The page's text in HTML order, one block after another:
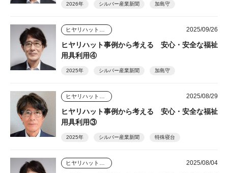
2026年 シルバー産業新聞 加島守
2025/09/26
ヒヤリハット事例から考える 安心・安全な福祉
用具利用④
2025年 シルバー産業新聞 加島守
2025/08/29
ヒヤリハット事例から考える 安心・安全な福祉
用具利用③
2025年 シルバー産業新聞 特殊寝台
2025/08/04